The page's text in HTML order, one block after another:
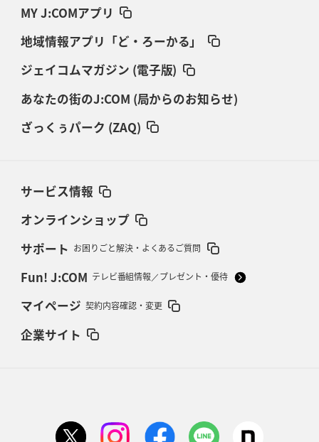
MY J:COMアプリ
地域情報アプリ「ど・ろーかる」
ジェイコムマガジン (電子版)
あなたの街のJ:COM (局からのお知らせ)
ざっくぅパーク (ZAQ)
サービス情報
オンラインショップ
サポート お困りごと解決・よくあるご質問
Fun! J:COM テレビ番組情報／プレゼント・優待
マイページ 契約内容確認・変更
企業サイト